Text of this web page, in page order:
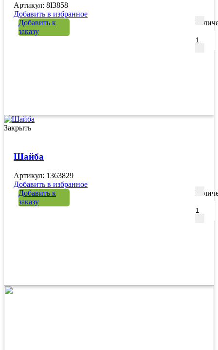
Артикул: 8I3858
Добавить в избранное
Добавить к
заказу
Закрыть
Шайба
Артикул: 1363829
Добавить в избранное
Добавить к
заказу